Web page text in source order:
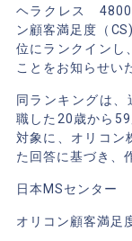
ヘラクレス 4800
ン顧客満足度（
位にランクインし
ことをお知らせい
同ランキングは
職した20歳から
対象に、オリコン
た回答に基づき、
日本MSセンター
オリコン顧客満足